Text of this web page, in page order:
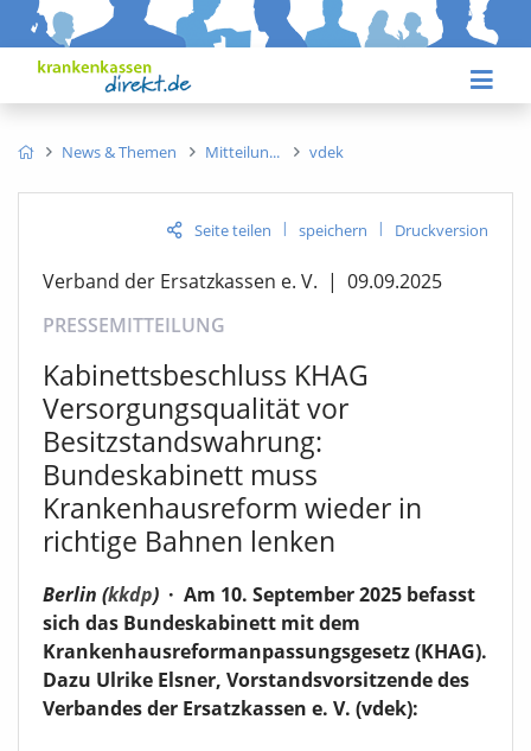
News & Themen Mitteilun vdek
Seite teilen | speichern | Druckversion
Verband der Ersatzkassen e. V. | 09.09.2025
PRESSEMITTEILUNG
Kabinettsbeschluss KHAG
Versorgungsqualität vor
Besitzstandswahrung:
Bundeskabinett muss
Krankenhausreform wieder in
richtige Bahnen lenken
Berlin (kkdp) · Am 10. September 2025 befasst
sich das Bundeskabinett mit dem
Krankenhausreformanpassungsgesetz (KHAG).
Dazu Ulrike Elsner, Vorstandsvorsitzende des
Verbandes der Ersatzkassen e. V. (vdek):